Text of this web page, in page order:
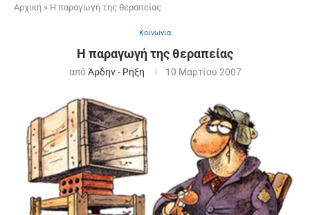
Αρχική » Η παραγωγή της θεραπείας
Κοινωνία
Η παραγωγή της θεραπείας
απόΆρδην - Ρήξη 10 Μαρτίου 2007